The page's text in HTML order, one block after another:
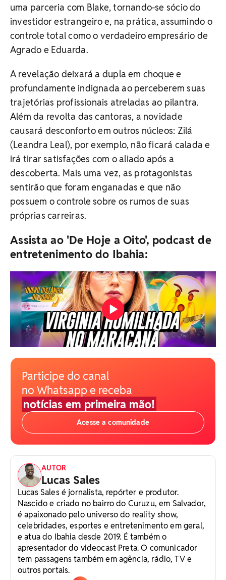
uma parceria com Blake, tornando-se sócio do
investidor estrangeiro e, na prática, assumindo o
controle total como o verdadeiro empresário de
Agrado e Eduarda.
A revelação deixará a dupla em choque e
profundamente indignada ao perceberem suas
trajetórias profissionais atreladas ao pilantra.
Além da revolta das cantoras, a novidade
causará desconforto em outros núcleos: Zilá
(Leandra Leal), por exemplo, não ficará calada e
irá tirar satisfações com o aliado após a
descoberta. Mais uma vez, as protagonistas
sentirão que foram enganadas e que não
possuem o controle sobre os rumos de suas
próprias carreiras.
Assista ao 'De Hoje a Oito', podcast de
entretenimento do Ibahia:
Participe do canal
no Whatsapp e receba
notícias em primeira mão!
Acesse a comunidade
AUTOR
Lucas Sales
Lucas Sales é jornalista, repórter e produtor.
Nascido e criado no bairro do Curuzu, em Salvador,
é apaixonado pelo universo do reality show,
celebridades, esportes e entretenimento em geral,
e atua do Ibahia desde 2019. É também o
apresentador do videocast Preta. O comunicador
tem passagens também em agência, rádio, TV e
outros portais.